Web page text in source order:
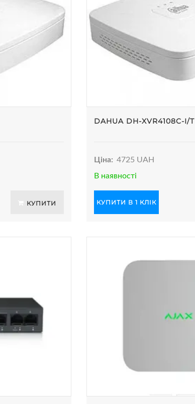
КУПИТИ
DAHUA DH-XVR4108C-I/T
Ціна: 4725 UAH
В наявності
КУПИТИ В 1 КЛІК